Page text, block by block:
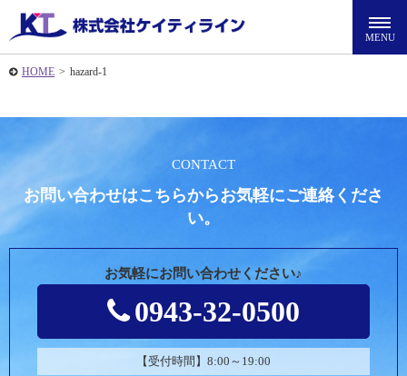
HOME > hazard-1
CONTACT
お問い合わせはこちらからお気軽にご連絡くださ
い。
お気軽にお問い合わせください♪
0943-32-0500
【受付時間】8:00～19:00